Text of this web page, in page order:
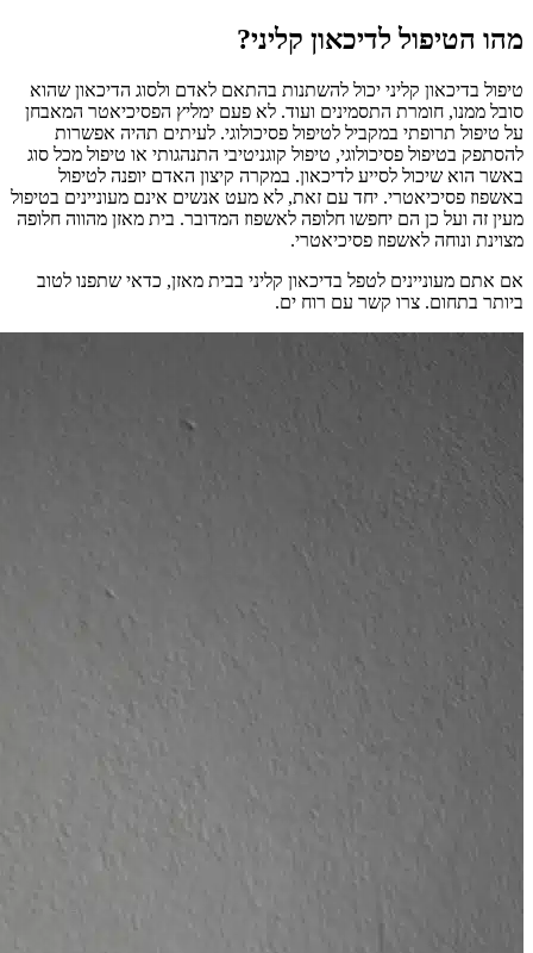
מהו הטיפול לדיכאון קליני?
טיפול בדיכאון קליני יכול להשתנות בהתאם לאדם ולסוג הדיכאון שהוא
סובל ממנו, חומרת התסמינים ועוד. לא פעם ימליץ הפסיכיאטר המאבחן
על טיפול תרופתי במקביל לטיפול פסיכולוגי. לעיתים תהיה אפשרות
להסתפק בטיפול פסיכולוגי, טיפול קוגניטיבי התנהגותי או טיפול מכל סוג
באשר הוא שיכול לסייע לדיכאון. במקרה קיצון האדם יופנה לטיפול
באשפוז פסיכיאטרי. יחד עם זאת, לא מעט אנשים אינם מעוניינים בטיפול
מעין זה ועל כן הם יחפשו חלופה לאשפוז המדובר. בית מאזן מהווה חלופה
מצוינת ונוחה לאשפוז פסיכיאטרי.
אם אתם מעוניינים לטפל בדיכאון קליני בבית מאזן, כדאי שתפנו לטוב
ביותר בתחום. צרו קשר עם רוח ים.